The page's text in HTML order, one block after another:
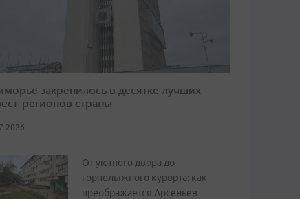
закрепилось в десятке лучших
регионов страны
От уютного двора до
горнолыжного курорта: как
преображается Арсеньев